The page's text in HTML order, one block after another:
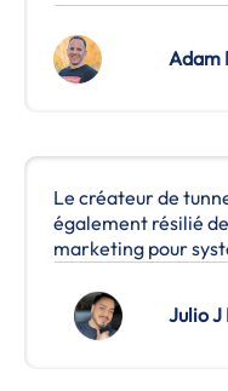
Adam
Le créateur de
également résilié
marketing pour
Julio J